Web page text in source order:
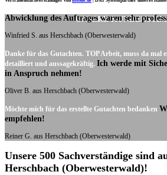
UNSERE
Abwicklung des Auftrages waren sehr
Winfried S. aus Herschbach (Oberwesterwald)
Danke für das Gutachten. TOP Arbeit, muss da mal
detailliert und aussagekräftig. Ich werde mit
in Anspruch nehmen!
Oliver B. aus Herschbach (Oberwesterwald)
Möchte mich für das erstellte Gutachten bedanken
empfehlen!
Reiner G. aus Herschbach (Oberwesterwald)
Unsere 500 Sachverständige sind
Herschbach (Oberwesterwald)!